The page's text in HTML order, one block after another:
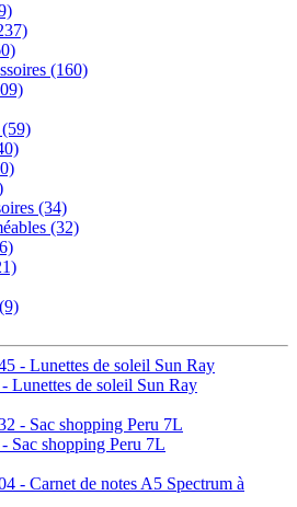
(160)
(59)
(34)
(32)
Lunettes de soleil Sun Ray
Sac shopping Peru 7L